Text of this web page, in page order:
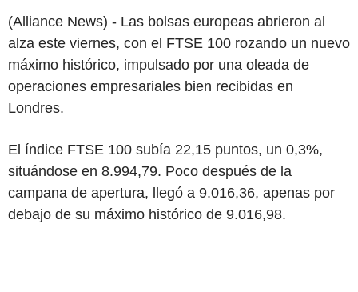
(Alliance News) - Las bolsas europeas abrieron al
alza este viernes, con el FTSE 100 rozando un nuevo
máximo histórico, impulsado por una oleada de
operaciones empresariales bien recibidas en
Londres.
El índice FTSE 100 subía 22,15 puntos, un 0,3%,
situándose en 8.994,79. Poco después de la
campana de apertura, llegó a 9.016,36, apenas por
debajo de su máximo histórico de 9.016,98.